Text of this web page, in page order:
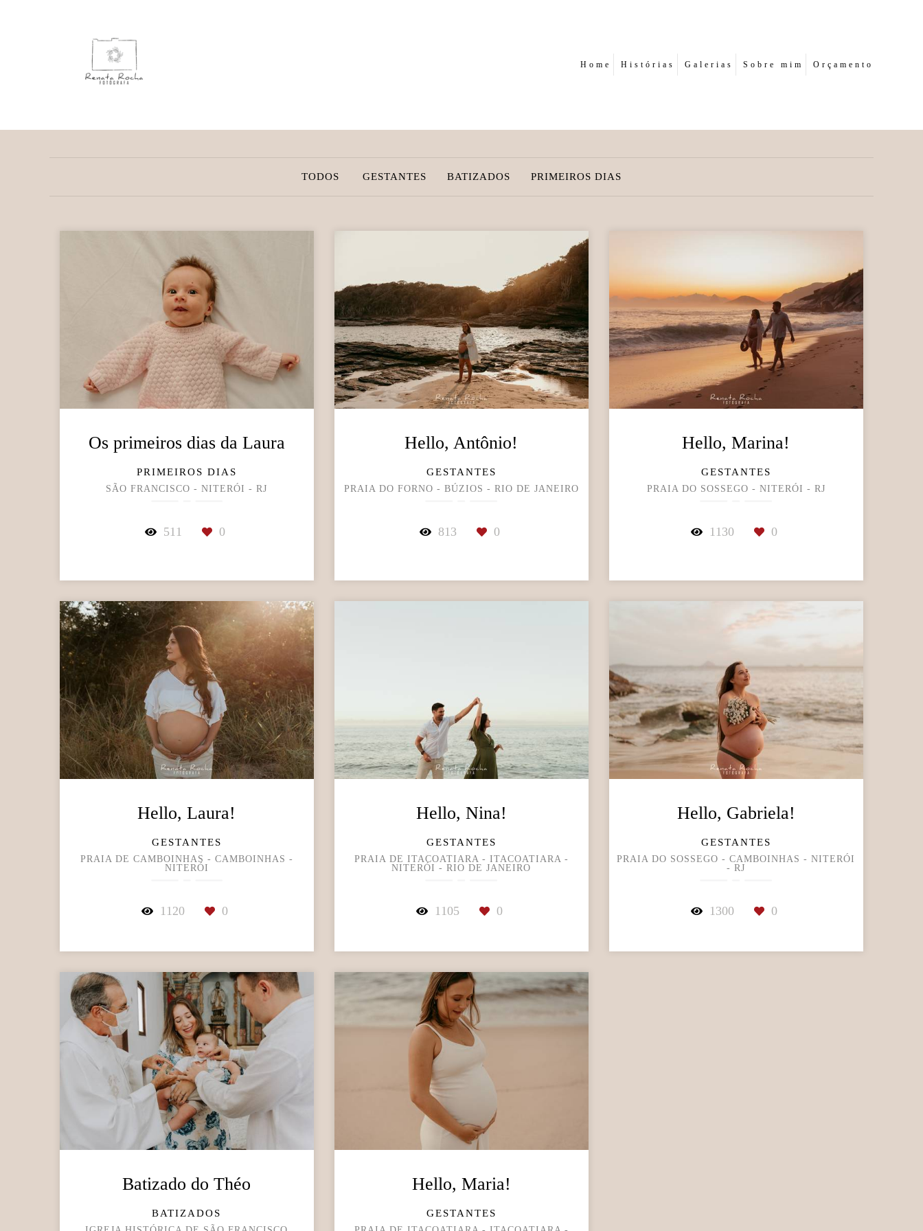
Home Histórias Galerias Sobre mim Orçamento
TODOS GESTANTES BATIZADOS PRIMEIROS DIAS
Os primeiros dias da Laura
PRIMEIROS DIAS
SÃO FRANCISCO - NITERÓI - RJ
511 0
Hello, Antônio!
GESTANTES
PRAIA DO FORNO - BÚZIOS - RIO DE JANEIRO
813 0
Hello, Marina!
GESTANTES
PRAIA DO SOSSEGO - NITERÓI - RJ
1130 0
Hello, Laura!
GESTANTES
PRAIA DE CAMBOINHAS - CAMBOINHAS -
NITERÓI
1120 0
Hello, Nina!
GESTANTES
PRAIA DE ITACOATIARA - ITACOATIARA -
NITERÓI - RIO DE JANEIRO
1105 0
Hello, Gabriela!
GESTANTES
PRAIA DO SOSSEGO - CAMBOINHAS - NITERÓI
- RJ
1300 0
Batizado do Théo
BATIZADOS
Hello, Maria!
GESTANTES